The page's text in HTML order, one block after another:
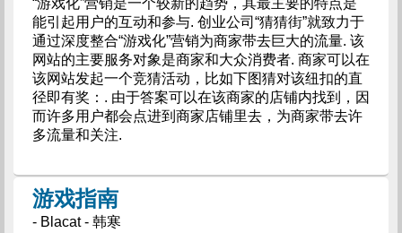
“游戏化”营销是一个较新的趋势，其最主要的特点是
能引起用户的互动和参与. 创业公司“猜猜街”就致力于
通过深度整合“游戏化”营销为商家带去巨大的流量. 该
网站的主要服务对象是商家和大众消费者. 商家可以在
该网站发起一个竞猜活动，比如下图猜对该纽扣的直
径即有奖：. 由于答案可以在该商家的店铺内找到，因
而许多用户都会点进到商家店铺里去，为商家带去许
多流量和关注.
游戏指南
- Blacat - 韩寒